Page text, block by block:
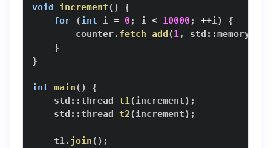
void increment( )
{
for
(int i = 0; i < 10000; ++i)
{
        counter
. fetch_add(1, std ::
}
}
int main( )
{
    std
::thread t1(increment) ;
    std
::thread t2(increment) ;
    t1
. join( ) ;